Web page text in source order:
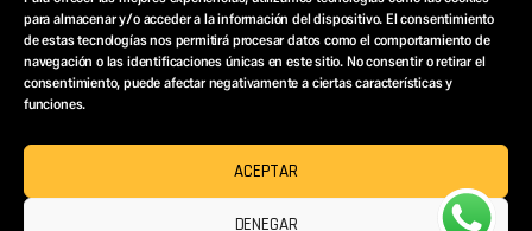
para almacenar y/o acceder a la información del dispositivo. El consentimiento
de estas tecnologías nos permitirá procesar datos como el comportamiento de
navegación o las identificaciones únicas en este sitio. No consentir o retirar el
consentimiento, puede afectar negativamente a ciertas características y
funciones.
ACEPTAR
DENEGAR
COSMOFIT
Copyright © 2025
All rights reserved